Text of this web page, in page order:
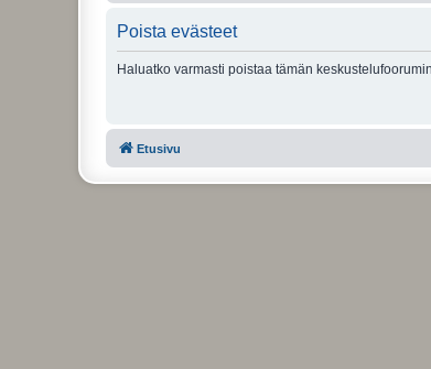
Poista evästeet
Haluatko varmasti poistaa tämän
Etusivu